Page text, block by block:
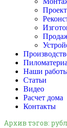
Наши
Статьи
Видео
Расчет дома
Контакты
Архив тэгов: